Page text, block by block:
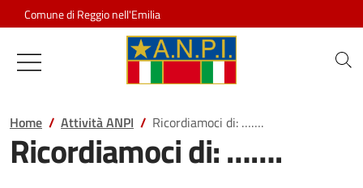
Salta al contenuto
Comune di Reggio nell'Emilia
Associazione Nazionale
Home Attività ANPI Ricordiamoci di: …….
Ricordiamoci di: …….